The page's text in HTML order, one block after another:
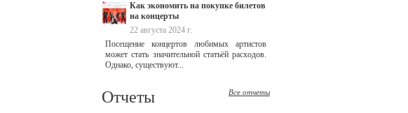
Как экономить на покупке билетов
на концерты
22 августа 2024 г.
Посещение концертов любимых артистов
может стать значительной статьёй расходов.
Однако, существуют...
Отчеты Все отчеты